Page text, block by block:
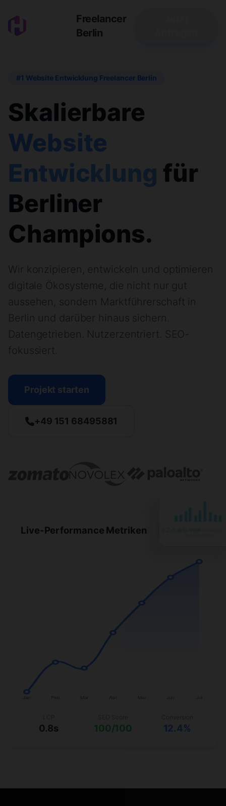
Freelancer
Berlin
#1 Website Entwicklung Freelancer Berlin
Skalierbare
Website
Entwicklung für
Berliner
Champions.
Wir konzipieren, entwickeln und optimieren
digitale Ökosysteme, die nicht nur gut
aussehen, sondern Marktführerschaft in
Berlin und darüber hinaus sichern.
Datengetrieben. Nutzerzentriert. SEO-
fokussiert.
Projekt starten
+49 151 68495881
Live-Performance Metriken
0.8s 100/100 12.4%